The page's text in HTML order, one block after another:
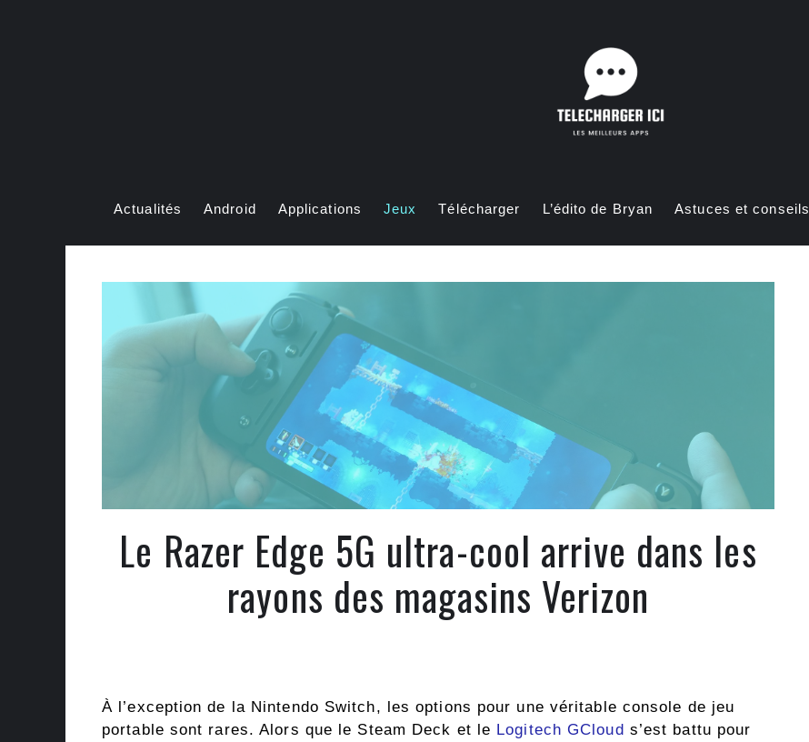
Actualités Android Applications Jeux Télécharger L’édito de Bryan Astuces et conseils
Le Razer Edge 5G ultra-cool arrive dans les
rayons des magasins Verizon
À l’exception de la Nintendo Switch, les options pour une véritable console de jeu
portable sont rares. Alors que le Steam Deck et le Logitech GCloud s’est battu pour